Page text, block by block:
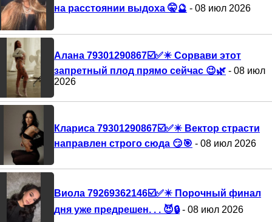
на расстоянии выдоха 🤫🔮 - 08 июл 2026
Алана 79301290867☑️✅✴️ Сорвави этот
запретный плод прямо сейчас 😉🌿 - 08 июл
2026
Клариса 79301290867☑️✅✴️ Вектор страсти
направлен строго сюда 😏🎯 - 08 июл 2026
Виола 79269362146☑️✅✴️ Порочный финал
дня уже предрешен. . . 😈🔒- 08 июл 2026